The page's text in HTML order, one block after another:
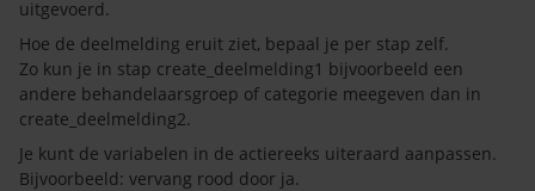
uitgevoerd.
Hoe de deelmelding eruit ziet, bepaal je per stap zelf.
Zo kun je in stap create_deelmelding1 bijvoorbeeld een
andere behandelaarsgroep of categorie meegeven dan in
create_deelmelding2.
Je kunt de variabelen in de actiereeks uiteraard aanpassen.
Bijvoorbeeld: vervang rood door ja.